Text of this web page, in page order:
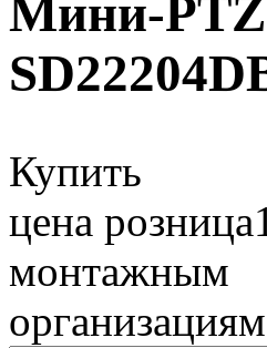
Мини-PTZ
Купить
цена розница
монтажным
организациям